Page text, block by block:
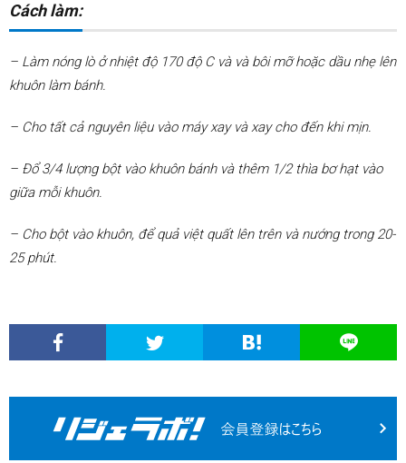
Cách làm:
– Làm nóng lò ở nhiệt độ 170 độ C và và bôi mỡ hoặc dầu nhẹ lên
khuôn làm bánh.
– Cho tất cả nguyên liệu vào máy xay và xay cho đến khi mịn.
– Đổ 3/4 lượng bột vào khuôn bánh và thêm 1/2 thìa bơ hạt vào
giữa mỗi khuôn.
– Cho bột vào khuôn, để quả việt quất lên trên và nướng trong 20-
25 phút.